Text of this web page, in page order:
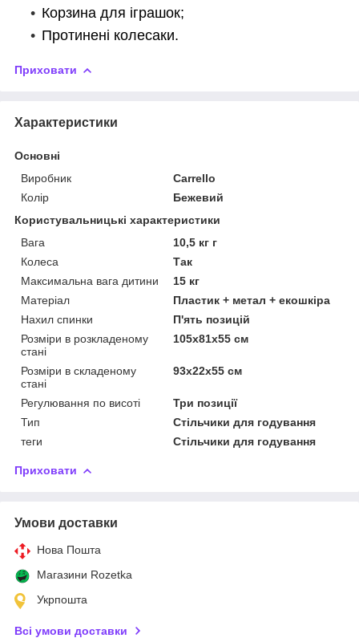
Корзина для іграшок;
Протинені колесаки.
Приховати
Характеристики
Основні
Виробник
Carrello
Колір
Бежевий
Користувальницькі характеристики
Вага
10,5 кг г
Колеса
Так
Максимальна вага дитини
15 кг
Матеріал
Пластик + метал + екошкіра
Нахил спинки
П'ять позицій
Розміри в розкладеному
стані
105х81х55 см
Розміри в складеному
стані
93х22х55 см
Регулювання по висоті
Три позиції
Тип
Стільчики для годування
теги
Стільчики для годування
Приховати
Умови доставки
Нова Пошта
Магазини Rozetka
Укрпошта
Всі умови доставки